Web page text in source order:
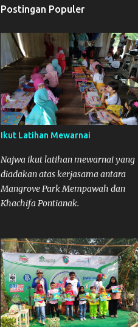
Februari
November
1
Oktober
1
Agustus
1
Najwa Lomba Mewarnai di
MMF 2018
April
2016
3
November
Juli
Postingan Populer
Ikut Latihan Mewarnai
Najwa ikut latihan mewarnai yang
diadakan atas kerjasama antara
Mangrove Park Mempawah dan
Khachifa Pontianak.